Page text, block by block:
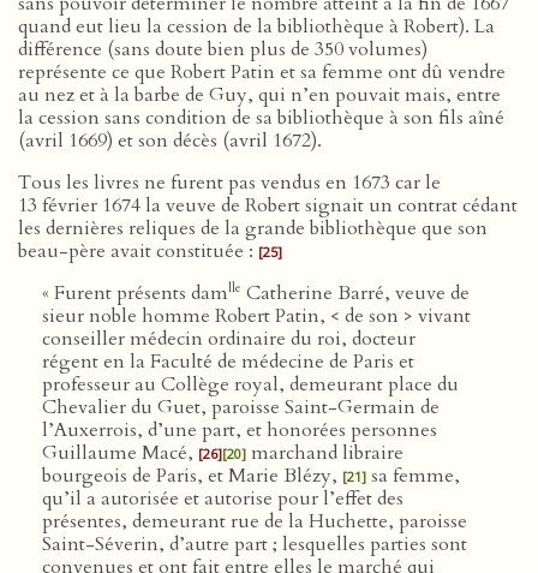
quand eut lieu la cession de la bibliothèque à Robert). La
différence (sans doute bien plus de 350 volumes)
représente ce que Robert Patin et sa femme ont dû vendre
au nez et à la barbe de Guy, qui n’en pouvait mais, entre
la cession sans condition de sa bibliothèque à son fils aîné
(avril 1669) et son décès (avril 1672).
Tous les livres ne furent pas vendus en 1673 car le
13 février 1674 la veuve de Robert signait un contrat cédant
les dernières reliques de la grande bibliothèque que son
beau-père avait constituée : [25]
« Furent présents damlle Catherine Barré, veuve de
sieur noble homme Robert Patin, < de son > vivant
conseiller médecin ordinaire du roi, docteur
régent en la Faculté de médecine de Paris et
professeur au Collège royal, demeurant place du
Chevalier du Guet, paroisse Saint-Germain de
l’Auxerrois, d’une part, et honorées personnes
Guillaume Macé, [26][20] marchand libraire
bourgeois de Paris, et Marie Blézy, [21] sa femme,
qu’il a autorisée et autorise pour l’effet des
présentes, demeurant rue de la Huchette, paroisse
Saint-Séverin, d’autre part ; lesquelles parties sont
convenues et ont fait entre elles le marché qui